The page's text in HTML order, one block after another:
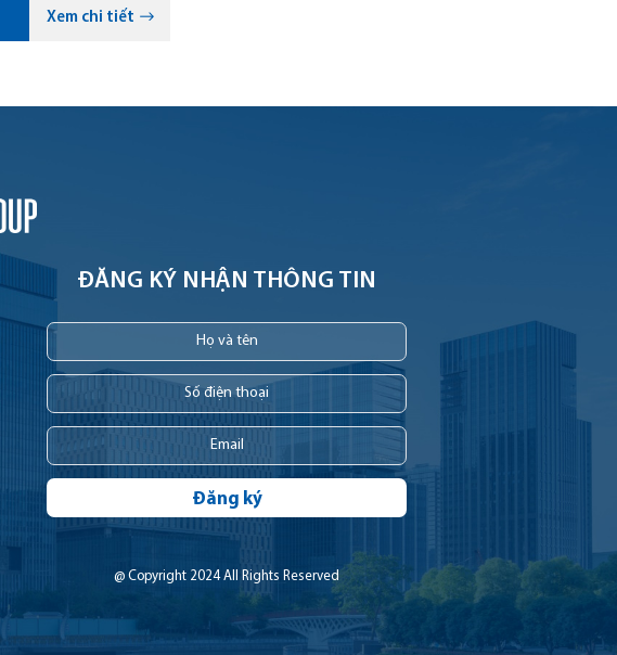
Xem chi tiết
ĐĂNG KÝ NHẬN THÔNG TIN
Đăng ký
@ Copyright 2024 All Rights Reserved